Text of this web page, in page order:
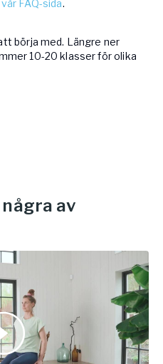
av
vår FAQ-sida.
börja med. Längre ner
10-20 klasser för olika